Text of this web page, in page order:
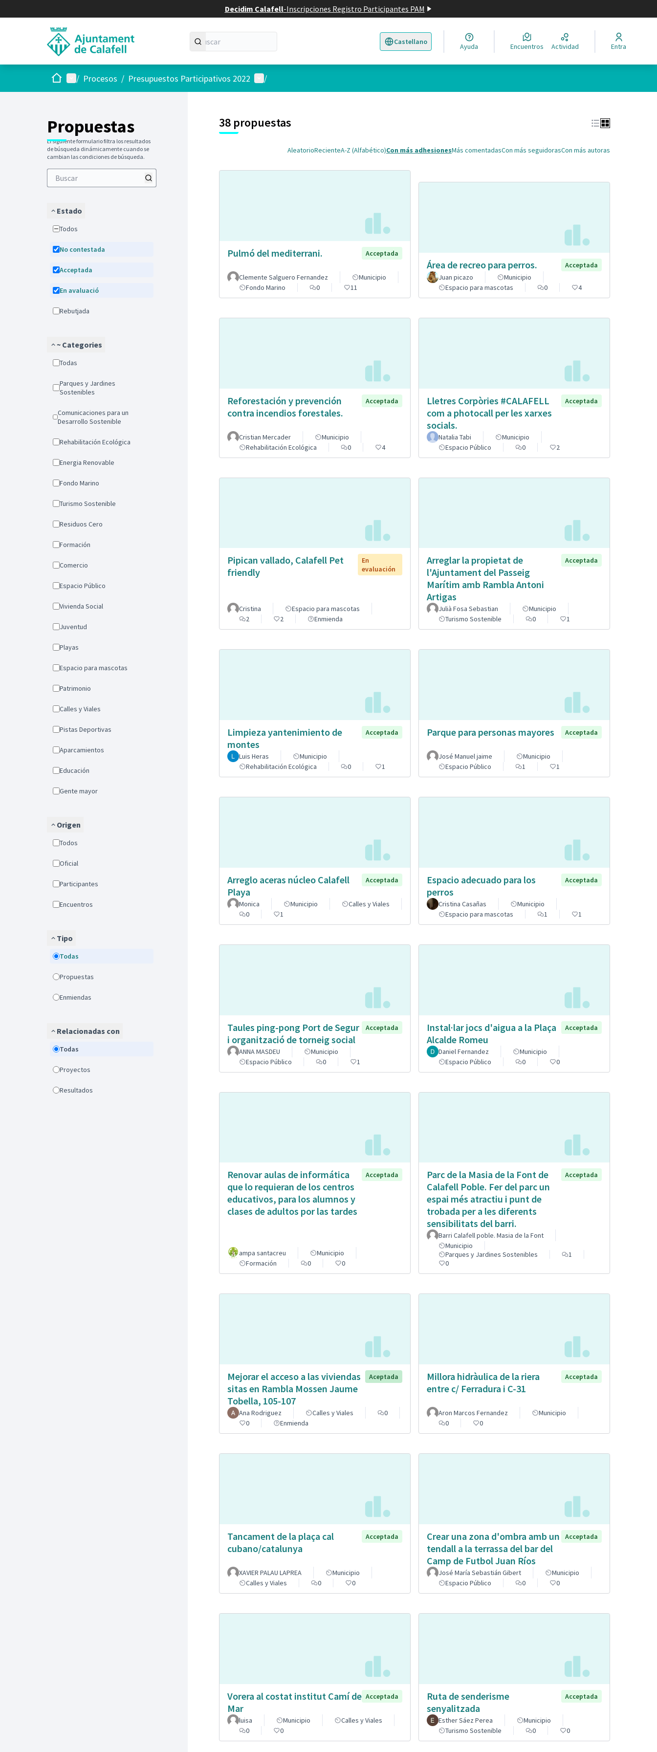
Decidim Calafell-Inscripciones Registro Participantes PAM
Castellano
Triar la llengua Elegir el idioma
Ayuda Encuentros Actividad Entra
InicioMenú principal
/ Procesos / Presupuestos Participativos 2022 Menú de usuario
/
Propuestas
El siguiente formulario filtra los resultados
de búsqueda dinámicamente cuando se
cambian las condiciones de búsqueda.
Estado
Todos
No contestada
Acceptada
En avaluació
Rebutjada
~ Categories
Todas
Parques y Jardines
Sostenibles
Comunicaciones para un
Desarrollo Sostenible
Rehabilitación Ecológica
Energia Renovable
Fondo Marino
Turismo Sostenible
Residuos Cero
Formación
Comercio
Espacio Público
Vivienda Social
Juventud
Playas
Espacio para mascotas
Patrimonio
Calles y Viales
Pistas Deportivas
Aparcamientos
Educación
Gente mayor
Origen
Todos
Oficial
Participantes
Encuentros
Tipo
Todas
Propuestas
Enmiendas
Relacionadas con
Todas
Proyectos
Resultados
38 propuestas
AleatorioRecienteA-Z (Alfabético)Con más adhesionesMás comentadasCon más seguidorasCon más autoras
Pulmó del mediterrani. Acceptada
Clemente Salguero Fernandez
Municipio
Fondo Marino
0 11
Área de recreo para perros.
Acceptada
Juan picazo
Municipio
Espacio para mascotas
0 4
Reforestación y prevención
contra incendios forestales.
Acceptada
Cristian Mercader
Municipio
Rehabilitación Ecológica
0 4
Lletres Corpòries #CALAFELL
com a photocall per les xarxes
socials.
Acceptada
Natalia Tabi
Municipio
Espacio Público
0 2
Pipican vallado, Calafell Pet
friendly
En
evaluación
Cristina
Espacio para mascotas
2
2 Enmienda
Arreglar la propietat de
l'Ajuntament del Passeig
Marítim amb Rambla Antoni
Artigas
Acceptada
Julià Fosa Sebastian
Municipio
Turismo Sostenible
0 1
Limpieza yantenimiento de
montes
Acceptada
Luis Heras
Municipio
Rehabilitación Ecológica
0 1
Parque para personas mayores Acceptada
José Manuel jaime
Municipio
Espacio Público
1 1
Arreglo aceras núcleo Calafell
Playa
Acceptada
Monica Municipio
Calles y Viales
0
1
Espacio adecuado para los
perros
Acceptada
Cristina Casañas
Municipio
Espacio para mascotas
1 1
Taules ping-pong Port de Segur
i organització de torneig social
Acceptada
ANNA MASDEU
Municipio
Espacio Público
0 1
Instal·lar jocs d'aigua a la Plaça
Alcalde Romeu
Acceptada
Daniel Fernandez
Municipio
Espacio Público
0 0
Renovar aulas de informática
que lo requieran de los centros
educativos, para los alumnos y
clases de adultos por las tardes
Acceptada
ampa santacreu
Municipio
Formación
0 0
Parc de la Masia de la Font de
Calafell Poble. Fer del parc un
espai més atractiu i punt de
trobada per a les diferents
sensibilitats del barri.
Acceptada
Barri Calafell poble. Masia de la Font
Municipio
Parques y Jardines Sostenibles
1
0
Mejorar el acceso a las viviendas
sitas en Rambla Mossen Jaume
Tobella, 105-107
Aceptada
Ana Rodriguez Calles y Viales
0
0
Enmienda
Millora hidràulica de la riera
entre c/ Ferradura i C-31
Acceptada
Aron Marcos Fernandez
Municipio
0
0
Tancament de la plaça cal
cubano/catalunya
Acceptada
XAVIER PALAU LAPREA
Municipio
Calles y Viales
0 0
Crear una zona d'ombra amb un
tendall a la terrassa del bar del
Camp de Futbol Juan Ríos
Acceptada
José María Sebastián Gibert
Municipio
Espacio Público
0 0
Vorera al costat institut Camí de
Mar
Acceptada
luisa Municipio
Calles y Viales
0
0
Ruta de senderisme
senyalitzada
Acceptada
Esther Sáez Perea
Municipio
Turismo Sostenible
0 0